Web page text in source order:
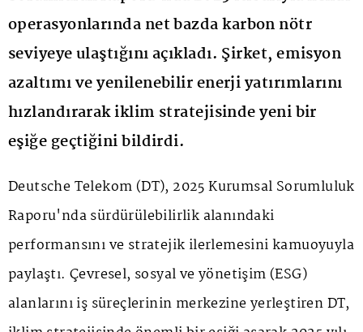
operasyonlarında net bazda karbon nötr
seviyeye ulaştığını açıkladı. Şirket, emisyon
azaltımı ve yenilenebilir enerji yatırımlarını
hızlandırarak iklim stratejisinde yeni bir
eşiğe geçtiğini bildirdi.
Deutsche Telekom (DT), 2025 Kurumsal Sorumluluk
Raporu'nda sürdürülebilirlik alanındaki
performansını ve stratejik ilerlemesini kamuoyuyla
paylaştı. Çevresel, sosyal ve yönetişim (ESG)
alanlarını iş süreçlerinin merkezine yerleştiren DT,